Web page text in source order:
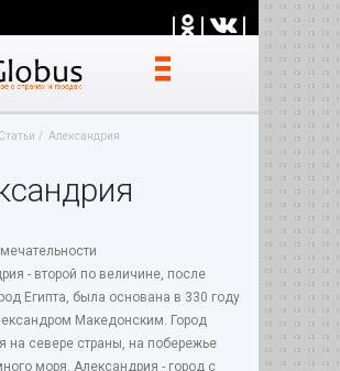
| | |
Статьи Александрия
- второй по величине, после
Египта, была основана в 330 году
Македонским. Город
на севере страны, на побережье
моря. Александрия - город с